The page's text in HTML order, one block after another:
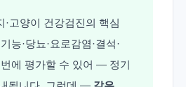
·고양이 건강검진의 핵심
능·당뇨·요로감염·결석·
에 평가할 수 있어 — 정기